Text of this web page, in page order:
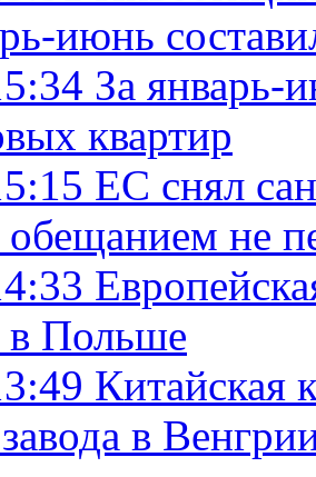
июнь
За январь-
квартир
ЕС снял
обещанием не
в Польше
Китайская
в